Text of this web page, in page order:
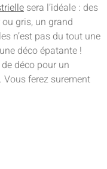
sera l’idéale : des
gris, un grand
n’est pas du tout une
déco épatante !
déco pour un
ferez surement